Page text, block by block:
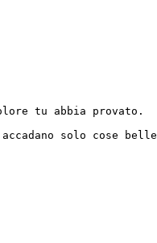
tu abbia provato.
solo cose